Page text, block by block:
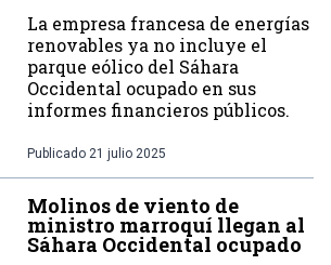
La empresa francesa de energías
renovables ya no incluye el
parque eólico del Sáhara
Occidental ocupado en sus
informes financieros públicos.
Publicado 21 julio 2025
Molinos de viento de
ministro marroquí llegan al
Sáhara Occidental ocupado